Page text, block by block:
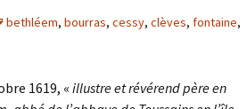
bethléem, bourras, cessy, clèves, fontaine,
1619, «illustre et révérend père en